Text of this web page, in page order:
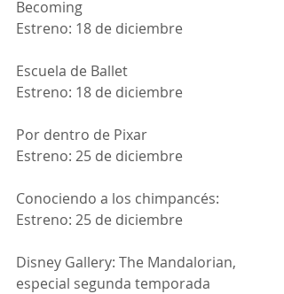
Becoming
Estreno: 18 de diciembre
Escuela de Ballet
Estreno: 18 de diciembre
Por dentro de Pixar
Estreno: 25 de diciembre
Conociendo a los chimpancés:
Estreno: 25 de diciembre
Disney Gallery: The Mandalorian,
especial segunda temporada